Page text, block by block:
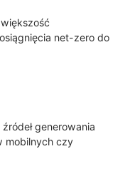
net-zero do
generowania
mobilnych czy